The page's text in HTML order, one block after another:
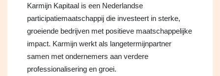
Karmijn Kapitaal is een Nederlandse
participatiemaatschappij die investeert in sterke,
groeiende bedrijven met positieve maatschappelijke
impact. Karmijn werkt als langetermijnpartner
samen met ondernemers aan verdere
professionalisering en groei.